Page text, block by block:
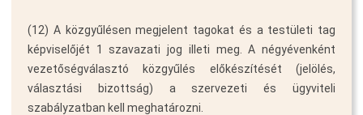
(12) A közgyűlésen megjelent tagokat és a testületi tag
képviselőjét 1 szavazati jog illeti meg. A négyévenként
vezetőségválasztó közgyűlés előkészítését (jelölés,
választási bizottság) a szervezeti és ügyviteli
szabályzatban kell meghatározni.